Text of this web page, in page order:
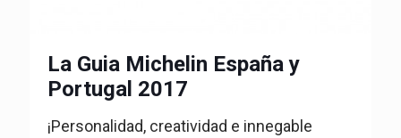
La Guia Michelin España y
Portugal 2017
¡Personalidad, creatividad e innegable